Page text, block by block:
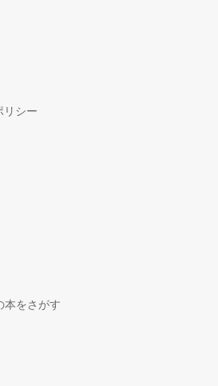
リシー
本をさがす